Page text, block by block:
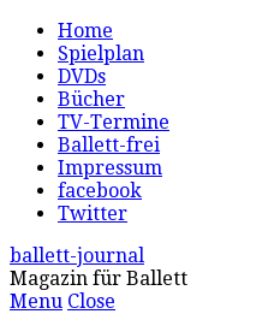
Home
Spielplan
DVDs
Bücher
TV-Termine
Ballett-frei
Impressum
facebook
Twitter
ballett-journal
Magazin für Ballett
Menu Close